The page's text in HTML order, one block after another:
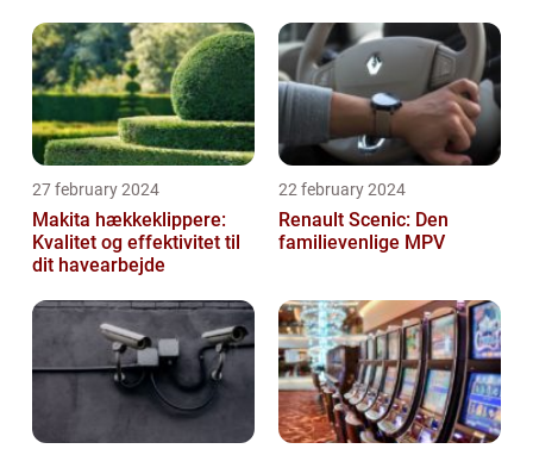
27 february 2024
Makita hækkeklippere:
Kvalitet og effektivitet til
dit havearbejde
22 february 2024
Renault Scenic: Den
familievenlige MPV